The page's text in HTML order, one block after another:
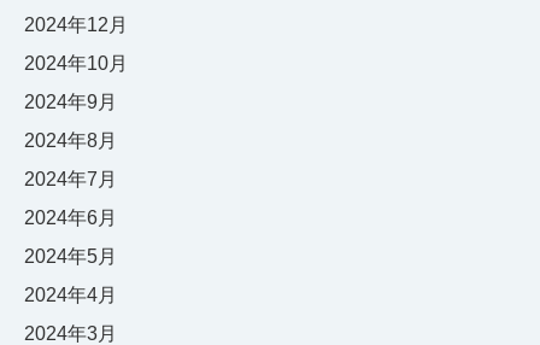
2024年12月
2024年10月
2024年9月
2024年8月
2024年7月
2024年6月
2024年5月
2024年4月
2024年3月